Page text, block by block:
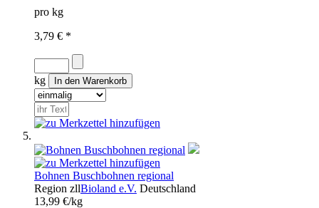
pro kg
3,79 € *
kg
Bohnen Buschbohnen regional
Region zllBioland e.V. Deutschland
13,99 €/kg